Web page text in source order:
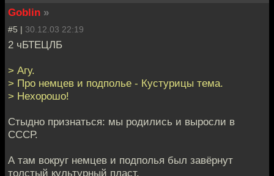
Goblin »
#5 | 30.12.03 22:19
2 чБТЕЦЛБ
> Агу.
> Про немцев и подполье - Кустурицы тема.
> Нехорошо!
Стыдно признаться: мы родились и выросли в
СССР.
А там вокруг немцев и подполья был завёрнут
толстый культурный пласт.